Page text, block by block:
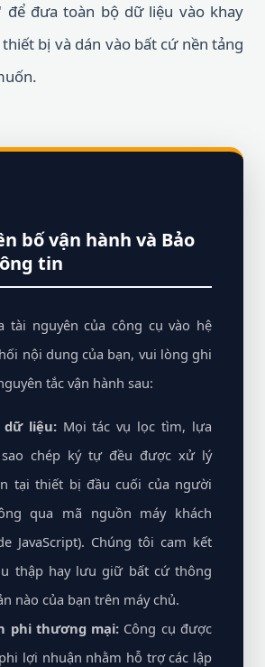
để đưa toàn bộ dữ liệu vào khay
bị và dán vào bất cứ nền tảng
bố vận hành và Bảo
tin
tài nguyên của công cụ vào hệ
nội dung của bạn, vui lòng ghi
tắc vận hành sau:
liệu:Mọi tác vụ lọc tìm, lựa
chép ký tự đều được xử lý
tại thiết bị đầu cuối của người
qua mã nguồn máy khách
JavaScript). Chúng tôi cam kết
thập hay lưu giữ bất cứ thông
nào của bạn trên máy chủ.
phi thương mại: Công cụ được
lợi nhuận nhằm hỗ trợ các lập